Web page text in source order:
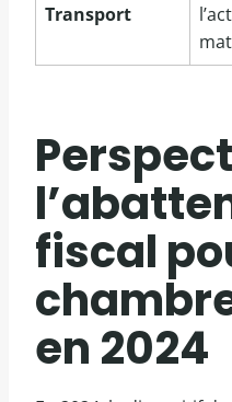
Transport
fiscal
en 2024